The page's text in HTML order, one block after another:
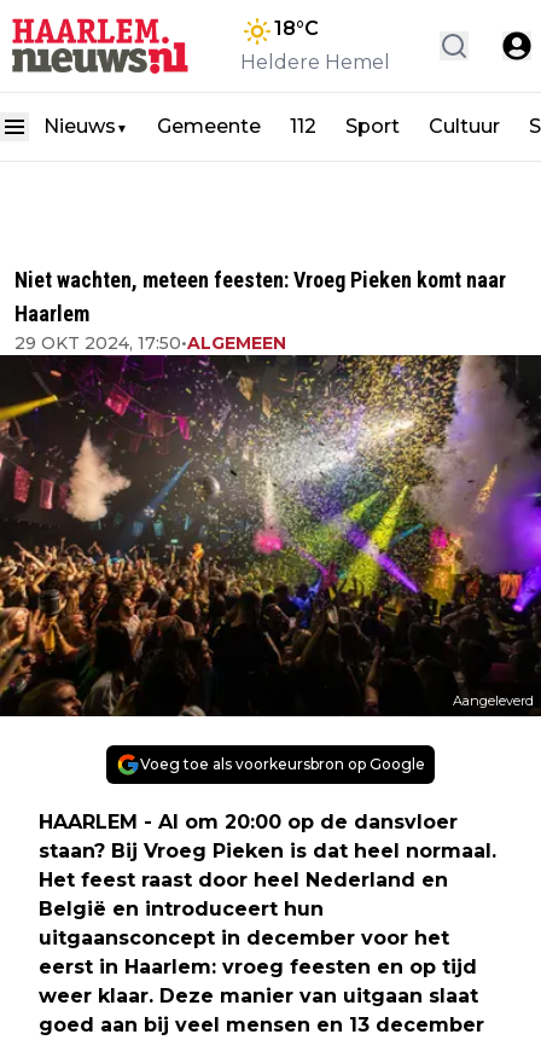
18°C
Heldere Hemel
Nieuws ▼ Gemeente 112 Sport Cultuur
Niet wachten, meteen feesten: Vroeg Pieken komt naar
Haarlem
29 OKT 2024, 17:50•ALGEMEEN
Aangeleverd
Voeg toe als voorkeursbron op Google
HAARLEM - Al om 20:00 op de dansvloer
staan? Bij Vroeg Pieken is dat heel normaal.
Het feest raast door heel Nederland en
België en introduceert hun
uitgaansconcept in december voor het
eerst in Haarlem: vroeg feesten en op tijd
weer klaar. Deze manier van uitgaan slaat
goed aan bij veel mensen en 13 december